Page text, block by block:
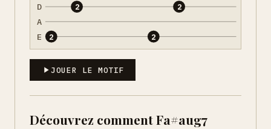
D
A
E
2
2
2
2
JOUER LE MOTIF
Découvrez comment Fa#aug7